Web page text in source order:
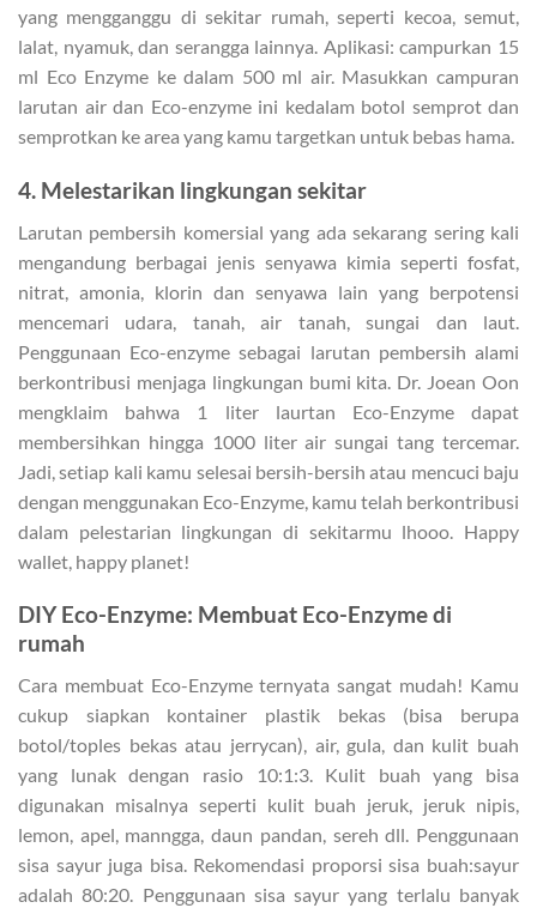
yang mengganggu di sekitar rumah, seperti kecoa, semut,
lalat, nyamuk, dan serangga lainnya. Aplikasi: campurkan 15
ml Eco Enzyme ke dalam 500 ml air. Masukkan campuran
larutan air dan Eco-enzyme ini kedalam botol semprot dan
semprotkan ke area yang kamu targetkan untuk bebas hama.
4. Melestarikan lingkungan sekitar
Larutan pembersih komersial yang ada sekarang sering kali
mengandung berbagai jenis senyawa kimia seperti fosfat,
nitrat, amonia, klorin dan senyawa lain yang berpotensi
mencemari udara, tanah, air tanah, sungai dan laut.
Penggunaan Eco-enzyme sebagai larutan pembersih alami
berkontribusi menjaga lingkungan bumi kita. Dr. Joean Oon
mengklaim bahwa 1 liter laurtan Eco-Enzyme dapat
membersihkan hingga 1000 liter air sungai tang tercemar.
Jadi, setiap kali kamu selesai bersih-bersih atau mencuci baju
dengan menggunakan Eco-Enzyme, kamu telah berkontribusi
dalam pelestarian lingkungan di sekitarmu lhooo. Happy
wallet, happy planet!
DIY Eco-Enzyme: Membuat Eco-Enzyme di
rumah
Cara membuat Eco-Enzyme ternyata sangat mudah! Kamu
cukup siapkan kontainer plastik bekas (bisa berupa
botol/toples bekas atau jerrycan), air, gula, dan kulit buah
yang lunak dengan rasio 10:1:3. Kulit buah yang bisa
digunakan misalnya seperti kulit buah jeruk, jeruk nipis,
lemon, apel, manngga, daun pandan, sereh dll. Penggunaan
sisa sayur juga bisa. Rekomendasi proporsi sisa buah:sayur
adalah 80:20. Penggunaan sisa sayur yang terlalu banyak